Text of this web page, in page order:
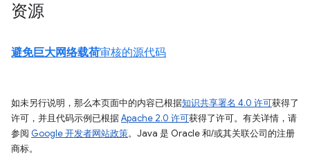
资源
避免巨大网络载荷审核的源代码
如未另行说明，那么本页面中的内容已根据知识共享署名 4.0 许可获得了
许可，并且代码示例已根据Apache 2.0 许可获得了许可。有关详情，请
参阅 Google 开发者网站政策。Java 是 Oracle 和/或其关联公司的注册
商标。